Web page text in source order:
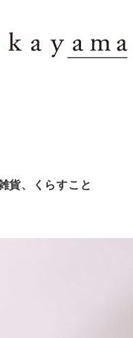
貨、くらすこと